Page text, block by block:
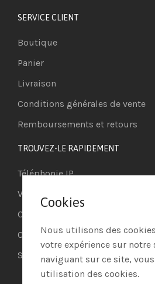
SERVICE CLIENT
Boutique
Panier
Livraison
Conditions générales de vente
Remboursements et retours
TROUVEZ-LE RAPIDEMENT
Téléphonie IP
Visioconférence
Casques
Ordinateurs
Systèmes de securité
Cookies
Nous utilisons des
votre expérience sur notre
naviguant sur ce site,
utilisation des cookies.